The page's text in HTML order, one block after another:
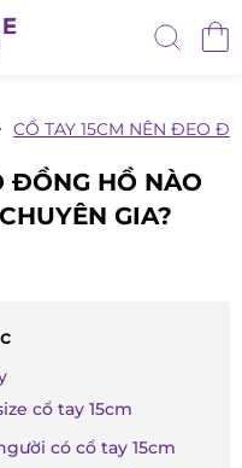
CỔ TAY 15CM NÊN ĐEO
ĐỒNG HỒ NÀO
GIA?
cổ tay 15cm
có cổ tay 15cm